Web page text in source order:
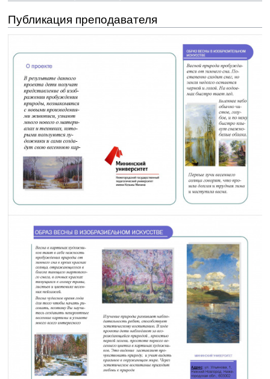
Публикация преподавателя